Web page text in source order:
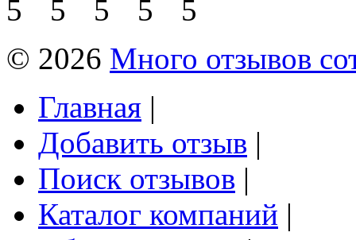
© 2026 Много отзывов
Главная |
Добавить отзыв |
Поиск отзывов |
Каталог компаний |